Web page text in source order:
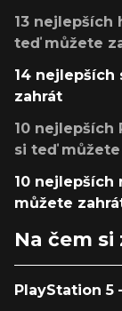
13 nejlepších
teď můžete
14 nejlepších
zahrát
10 nejlepších
si teď
10
můžete
Na čem si
PlayStation 5